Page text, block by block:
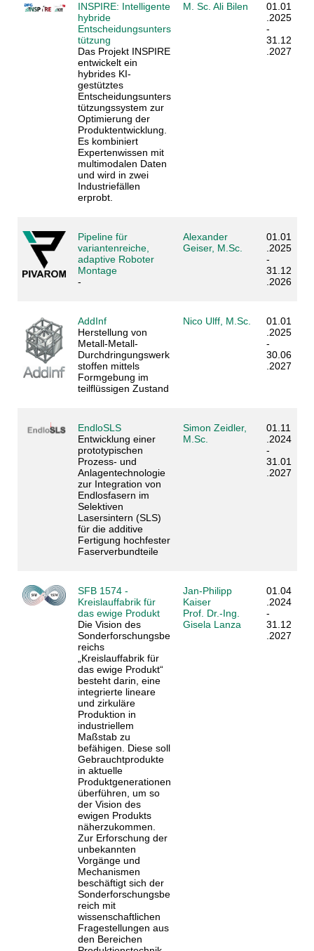
INSPIRE: Intelligente
hybride
Entscheidungsunters
tützung
Das Projekt INSPIRE
entwickelt ein
hybrides KI-
gestütztes
Entscheidungsunters
tützungssystem zur
Optimierung der
Produktentwicklung.
Es kombiniert
Expertenwissen mit
multimodalen Daten
und wird in zwei
Industriefällen
erprobt.
M. Sc. Ali Bilen
01.01
.2025
-
31.12
.2027
Pipeline für
variantenreiche,
adaptive Roboter
Montage
-
Alexander
Geiser, M.Sc.
01.01
.2025
-
31.12
.2026
AddInf
Herstellung von
Metall-Metall-
Durchdringungswerk
stoffen mittels
Formgebung im
teilflüssigen Zustand
Nico Ulff, M.Sc.
01.01
.2025
-
30.06
.2027
EndloSLS
Entwicklung einer
prototypischen
Prozess- und
Anlagentechnologie
zur Integration von
Endlosfasern im
Selektiven
Lasersintern (SLS)
für die additive
Fertigung hochfester
Faserverbundteile
Simon Zeidler,
M.Sc.
01.11
.2024
-
31.01
.2027
SFB 1574 -
Kreislauffabrik für
das ewige Produkt
Die Vision des
Sonderforschungsbe
reichs
„Kreislauffabrik für
das ewige Produkt“
besteht darin, eine
integrierte lineare
und zirkuläre
Produktion in
industriellem
Maßstab zu
befähigen. Diese soll
Gebrauchtprodukte
in aktuelle
Produktgenerationen
überführen, um so
der Vision des
ewigen Produkts
näherzukommen.
Zur Erforschung der
unbekannten
Vorgänge und
Mechanismen
beschäftigt sich der
Sonderforschungsbe
reich mit
wissenschaftlichen
Fragestellungen aus
den Bereichen
Jan-Philipp
Kaiser
Prof. Dr.-Ing.
Gisela Lanza
01.04
.2024
-
31.12
.2027